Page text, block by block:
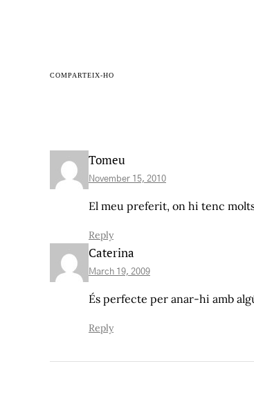
COMPARTEIX-HO
Tomeu
November 15, 2010
El meu preferit, on hi tenc
Reply
Caterina
March 19, 2009
És perfecte per anar-hi amb
Reply